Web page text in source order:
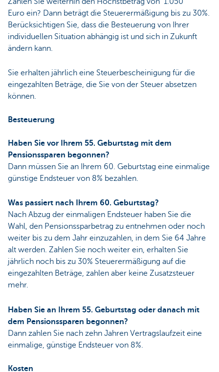
Euro ein? Dann beträgt die Steuerermäßigung bis zu 30%.
Berücksichtigen Sie, dass die Besteuerung von Ihrer
individuellen Situation abhängig ist und sich in Zukunft
ändern kann.
Sie erhalten jährlich eine Steuerbescheinigung für die
eingezahlten Beträge, die Sie von der Steuer absetzen
können.
Besteuerung
Haben Sie vor Ihrem 55. Geburtstag mit dem
Pensionssparen begonnen?
Dann müssen Sie an Ihrem 60. Geburtstag eine einmalige
günstige Endsteuer von 8% bezahlen.
Was passiert nach Ihrem 60. Geburtstag?
Nach Abzug der einmaligen Endsteuer haben Sie die
Wahl, den Pensionssparbetrag zu entnehmen oder noch
weiter bis zu dem Jahr einzuzahlen, in dem Sie 64 Jahre
alt werden. Zahlen Sie noch weiter ein, erhalten Sie
jährlich noch bis zu 30% Steuerermäßigung auf die
eingezahlten Beträge, zahlen aber keine Zusatzsteuer
mehr.
Haben Sie an Ihrem 55. Geburtstag oder danach mit
dem Pensionssparen begonnen?
Dann zahlen Sie nach zehn Jahren Vertragslaufzeit eine
einmalige, günstige Endsteuer von 8%.
Kosten